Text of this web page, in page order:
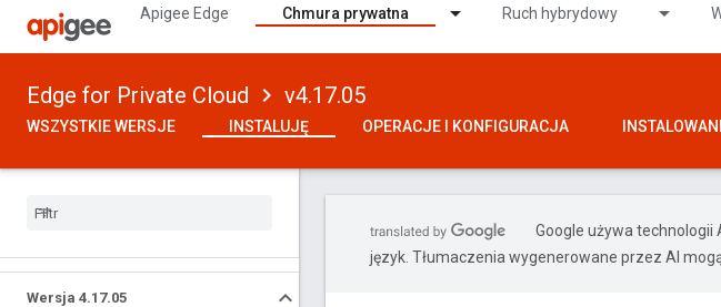
Apigee Edge Chmura prywatna Ruch hybrydowy
Edge for Private Cloud v4.17.05
WSZYSTKIE WERSJE INSTALUJĘ OPERACJE I KONFIGURACJA
Wersja 4.17.05
Google używa technologii
język. Tłumaczenia wygenerowane przez AI